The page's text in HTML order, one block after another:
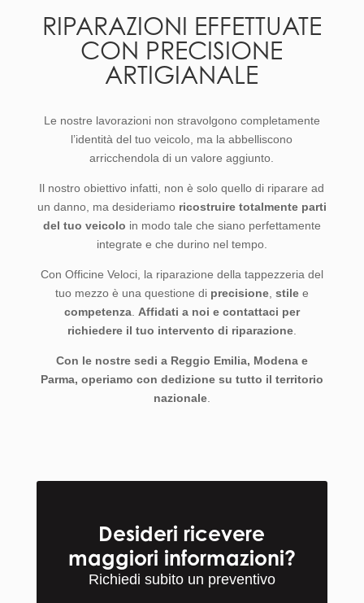
RIPARAZIONI EFFETTUATE
CON PRECISIONE
ARTIGIANALE
Le nostre lavorazioni non stravolgono completamente
l’identità del tuo veicolo, ma la abbelliscono
arricchendola di un valore aggiunto.
Il nostro obiettivo infatti, non è solo quello di riparare ad
un danno, ma desideriamo ricostruire totalmente parti
del tuo veicolo in modo tale che siano perfettamente
integrate e che durino nel tempo.
Con Officine Veloci, la riparazione della tappezzeria del
tuo mezzo è una questione di precisione, stilee
competenza. Affidati a noi e contattaci per
richiedere il tuo intervento di riparazione.
Con le nostre sedi a Reggio Emilia, Modena e
Parma, operiamo con dedizione su tutto il territorio
nazionale.
Desideri ricevere
maggiori informazioni?
Richiedi subito un preventivo